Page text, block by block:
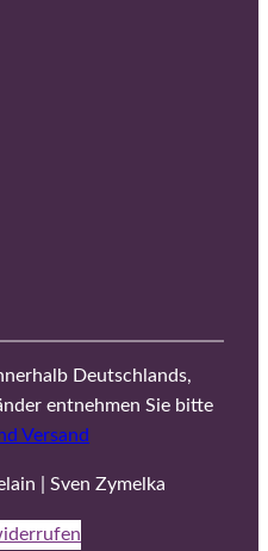
Deutschlands,
entnehmen Sie bitte
Versand
| Sven Zymelka